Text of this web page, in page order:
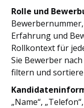
Rolle und
Erfahrung und
Rollkontext für
Sie Bewerber
filtern und
„Name“,